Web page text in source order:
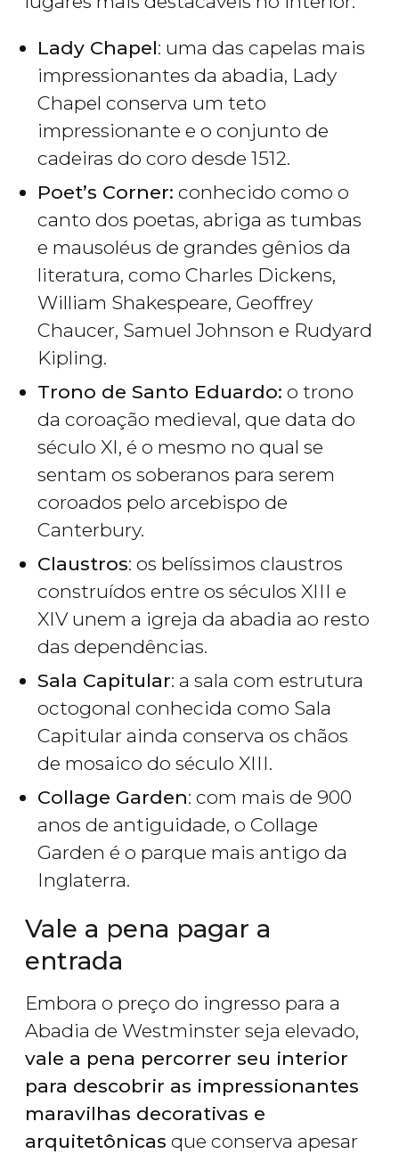
Lady Chapel: uma das capelas mais
impressionantes da abadia, Lady
Chapel conserva um teto
impressionante e o conjunto de
cadeiras do coro desde 1512.
Poet’s Corner: conhecido como o
canto dos poetas, abriga as tumbas
e mausoléus de grandes gênios da
literatura, como Charles Dickens,
William Shakespeare, Geoffrey
Chaucer, Samuel Johnson e Rudyard
Kipling.
Trono de Santo Eduardo: o trono
da coroação medieval, que data do
século XI, é o mesmo no qual se
sentam os soberanos para serem
coroados pelo arcebispo de
Canterbury.
Claustros: os belíssimos claustros
construídos entre os séculos XIII e
XIV unem a igreja da abadia ao resto
das dependências.
Sala Capitular: a sala com estrutura
octogonal conhecida como Sala
Capitular ainda conserva os chãos
de mosaico do século XIII.
Collage Garden: com mais de 900
anos de antiguidade, o Collage
Garden é o parque mais antigo da
Inglaterra.
Vale a pena pagar a
entrada
Embora o preço do ingresso para a
Abadia de Westminster seja elevado,
vale a pena percorrer seu interior
para descobrir as impressionantes
maravilhas decorativas e
arquitetônicas que conserva apesar